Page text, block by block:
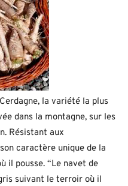
la variété la plus
dans la montagne, sur les
Résistant aux
caractère unique de la
il pousse. “Le navet de
suivant le terroir où il